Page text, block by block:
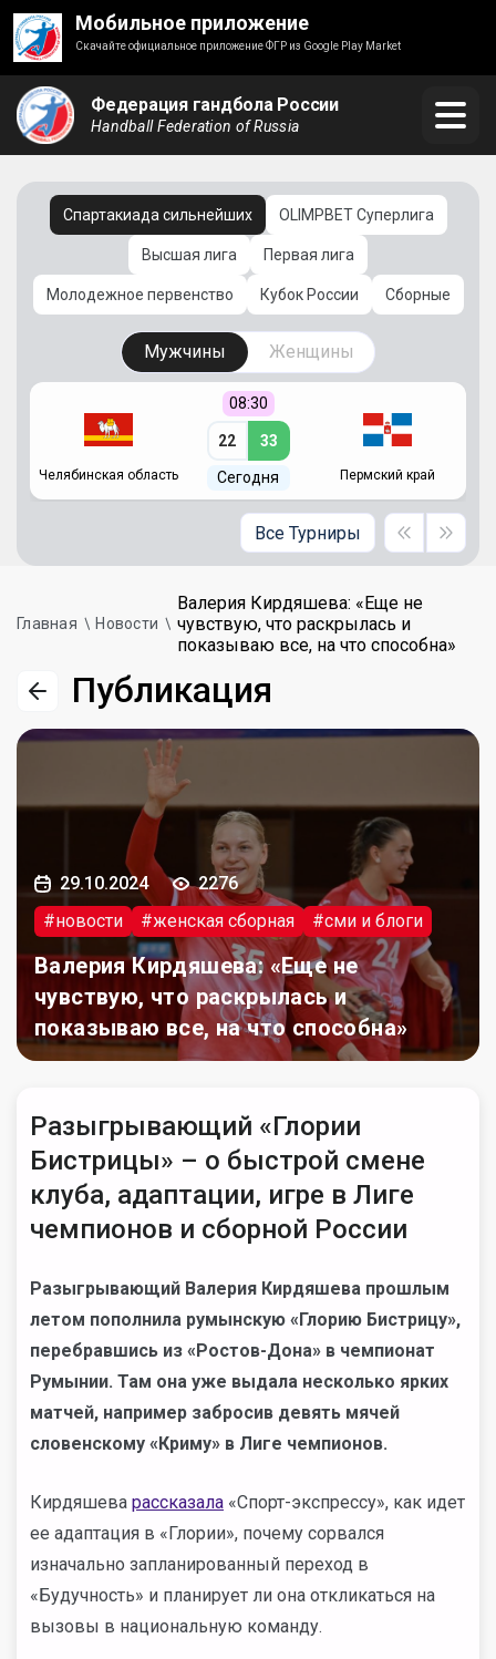
Мобильное приложение
Скачайте официальное приложение ФГР из Google Play Market
Федерация гандбола России
Handball Federation of Russia
Спартакиада сильнейших OLIMPBET Суперлига
Высшая лига Первая лига
Молодежное первенство Кубок России Сборные
Мужчины Женщины
Челябинская область
08:30
22 33
Сегодня Пермский край
Все Турниры
Главная Новости
Валерия Кирдяшева: «Еще не
чувствую, что раскрылась и
показываю все, на что способна»
Публикация
29.10.2024
2276
#новости
#женская сборная #сми и блоги
Валерия Кирдяшева: «Еще не
чувствую, что раскрылась и
показываю все, на что способна»
Разыгрывающий «Глории
Бистрицы» – о быстрой смене
клуба, адаптации, игре в Лиге
чемпионов и сборной России
Разыгрывающий Валерия Кирдяшева прошлым
летом пополнила румынскую «Глорию Бистрицу»,
перебравшись из «Ростов-Дона» в чемпионат
Румынии. Там она уже выдала несколько ярких
матчей, например забросив девять мячей
словенскому «Криму» в Лиге чемпионов.
Кирдяшева рассказала «Спорт-экспрессу», как идет
ее адаптация в «Глории», почему сорвался
изначально запланированный переход в
«Будучность» и планирует ли она откликаться на
вызовы в национальную команду.